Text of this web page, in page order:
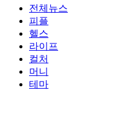
전체뉴스
피플
헬스
라이프
컬처
머니
테마